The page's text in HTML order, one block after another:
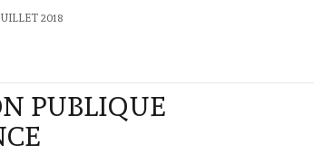
2018
PUBLIQUE